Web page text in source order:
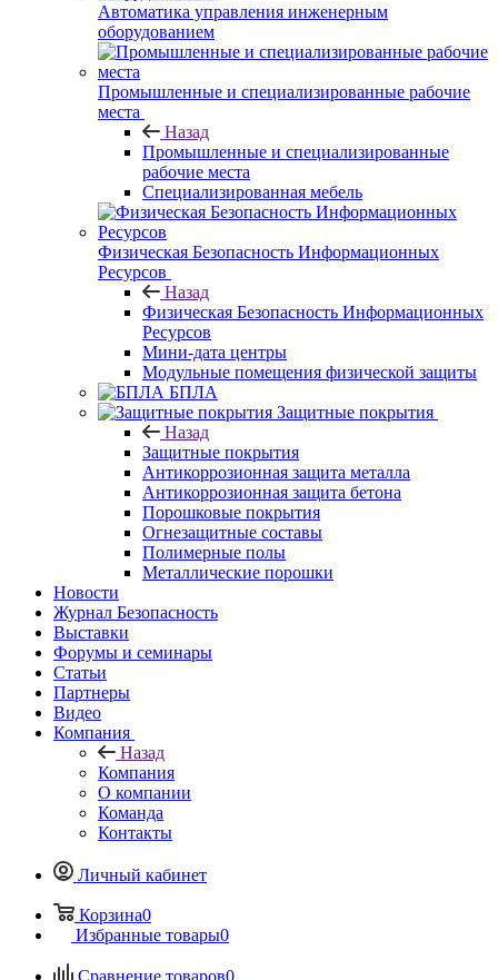
Автоматика управления инженерным
оборудованием
Промышленные и специализированные рабочие
места
Назад
Промышленные и специализированные
рабочие места
Специализированная мебель
Физическая Безопасность Информационных
Ресурсов
Назад
Физическая Безопасность Информационных
Ресурсов
Мини-дата центры
Модульные помещения физической защиты
БПЛА
Защитные покрытия
Назад
Защитные покрытия
Антикоррозионная защита металла
Антикоррозионная защита бетона
Порошковые покрытия
Огнезащитные составы
Полимерные полы
Металлические порошки
Новости
Журнал Безопасность
Выставки
Форумы и семинары
Статьи
Партнеры
Видео
Компания
Назад
Компания
О компании
Команда
Контакты
Личный кабинет
Корзина0
Избранные товары0
Сравнение товаров0